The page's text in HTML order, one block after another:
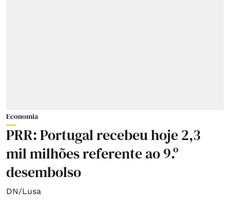
Economia
PRR: Portugal recebeu hoje 2,3
mil milhões referente ao 9.º
desembolso
DN/Lusa